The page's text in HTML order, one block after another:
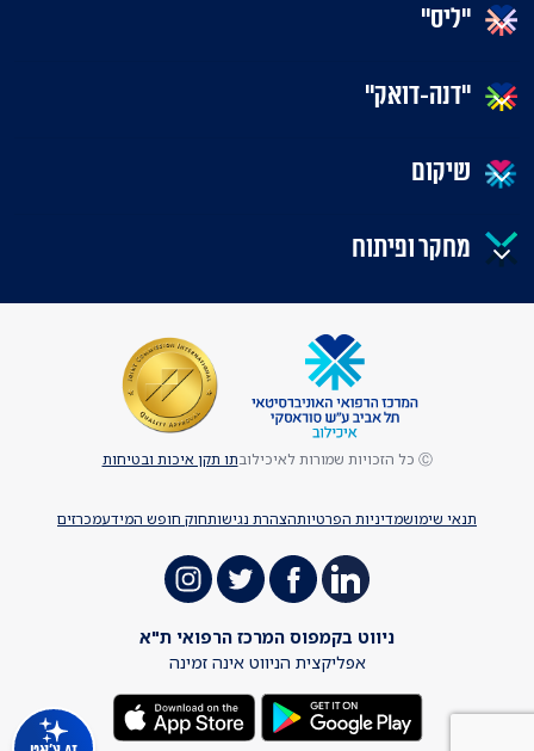
"ליס"
"דנה-דואק"
שיקום
מחקר ופיתוח
תנאי שימושמדיניות הפרטיותהצהרת נגישותחוק חופש המידעמכרזים
Ⓒ כל הזכויות שמורות לאיכילוב תו תקן איכות ובטיחות
ניווט בקמפוס המרכז הרפואי ת"א
אפליקצית הניווט אינה זמינה